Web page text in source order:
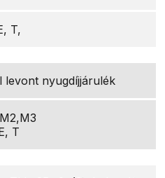
T,
levont nyugdíjjárulék
T